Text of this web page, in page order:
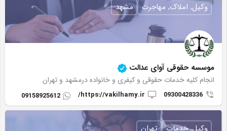
موسسه حقوقی آوای عدالت
انجام کلیه خدمات حقوقی و کیفری و خانواده درمشهد و تهران
09300428336
https://vakilhamy.ir/
09158925612
وکیل, املاک, مهاجرت مشهد
وکیل, خدمات تهران